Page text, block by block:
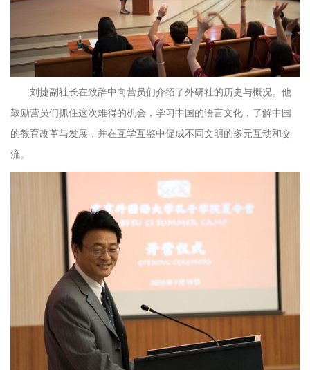
刘捷副社长在致辞中向营员们介绍了外研社的历史与概况。他
鼓励营员们抓住这次难得的机会，学习中国的语言文化，了解中国
的教育改革与发展，并在互学互鉴中促成不同文明的多元互动和交
流。